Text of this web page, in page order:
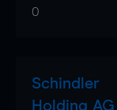
0
Schindler
Holding AG